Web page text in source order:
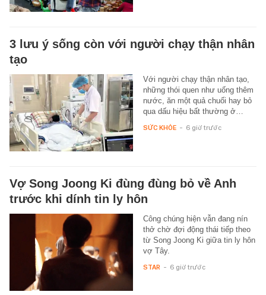
3 lưu ý sống còn với người chạy thận nhân
tạo
Với người chạy thận nhân tạo,
những thói quen như uống thêm
nước, ăn một quả chuối hay bỏ
qua dấu hiệu bất thường ở…
SỨC KHỎE - 6 giờ trước
Vợ Song Joong Ki đùng đùng bỏ về Anh
trước khi dính tin ly hôn
Công chúng hiện vẫn đang nín
thở chờ đợi động thái tiếp theo
từ Song Joong Ki giữa tin ly hôn
vợ Tây.
STAR - 6 giờ trước